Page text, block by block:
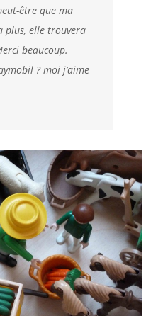
être que ma
plus, elle trouvera
beaucoup.
? moi j’aime